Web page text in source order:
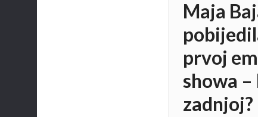
Maja
prvoj
showa –
zadnjoj?